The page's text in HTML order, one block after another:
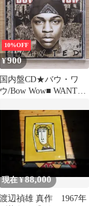
ン替刃10P【キャンセル
不可】【沖縄離島販売
不可】
10%OFF
¥900
国内盤CD★バウ・ワ
ウ/Bow Wow■ WANTED
67】L03900
現在 ¥88,000
渡辺禎雄 真作 1967年